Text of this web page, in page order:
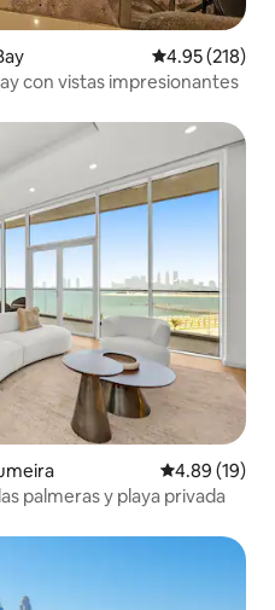
Calificación
4.95 (218)
con vistas impresionantes
Calificación
4.89 (19)
palmeras y playa privada